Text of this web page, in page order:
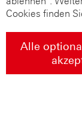
Cookies finden
Alle